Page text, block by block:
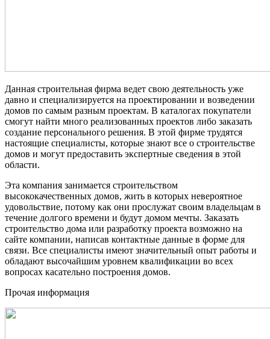
Данная строительная фирма ведет свою деятельность уже
давно и специализируется на проектировании и возведении
домов по самым разным проектам. В каталогах покупатели
смогут найти много реализованных проектов либо заказать
создание персонального решения. В этой фирме трудятся
настоящие специалисты, которые знают все о строительстве
домов и могут предоставить экспертные сведения в этой
области.
Эта компания занимается строительством
высококачественных домов, жить в которых невероятное
удовольствие, потому как они прослужат своим владельцам в
течение долгого времени и будут домом мечты. Заказать
строительство дома или разработку проекта возможно на
сайте компании, написав контактные данные в форме для
связи. Все специалисты имеют значительный опыт работы и
обладают высочайшим уровнем квалификации во всех
вопросах касательно построения домов.
Прочая информация